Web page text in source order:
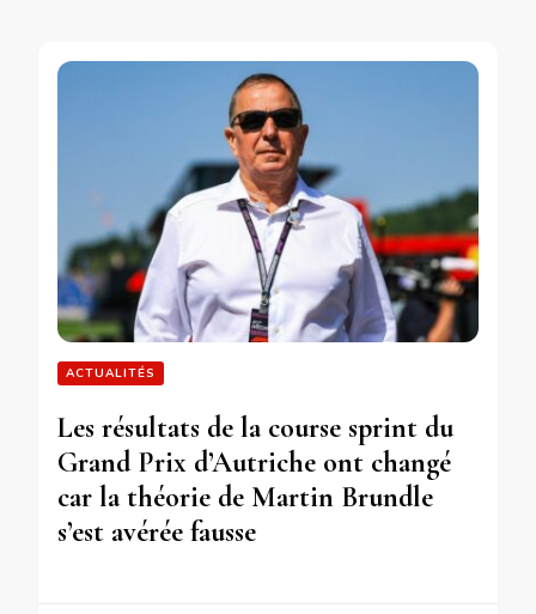
ACTUALITÉS
Les résultats de la course sprint du
Grand Prix d’Autriche ont changé
car la théorie de Martin Brundle
s’est avérée fausse